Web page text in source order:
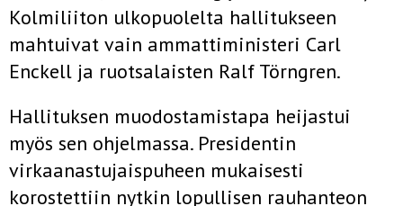
Kolmiliiton ulkopuolelta hallitukseen
mahtuivat vain ammattiministeri Carl
Enckell ja ruotsalaisten Ralf Törngren.
Hallituksen muodostamistapa heijastui
myös sen ohjelmassa. Presidentin
virkaanastujaispuheen mukaisesti
korostettiin nytkin lopullisen rauhanteon